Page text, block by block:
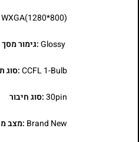
WXGA(1280*800)
Glossy:גימור מסך
CCFL 1-Bulb:סוג
30pin:סוג חיבור
Brand New :מצב